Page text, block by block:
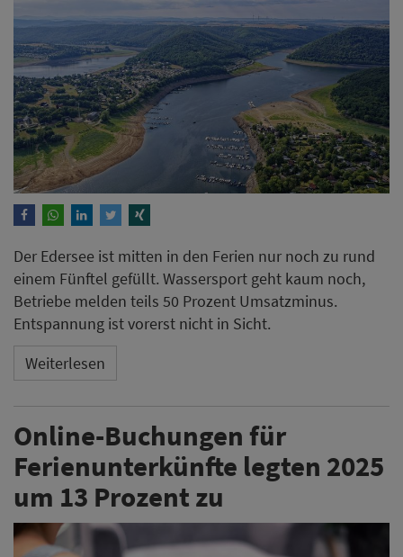
Der Edersee ist mitten in den Ferien nur noch zu rund
einem Fünftel gefüllt. Wassersport geht kaum noch,
Betriebe melden teils 50 Prozent Umsatzminus.
Entspannung ist vorerst nicht in Sicht.
Weiterlesen
Online-Buchungen für
Ferienunterkünfte legten 2025
um 13 Prozent zu